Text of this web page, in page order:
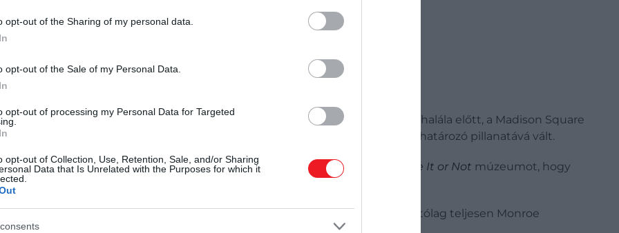
opt-out of the Sharing of my personal data.
opt-out of the Sale of my Personal Data.
opt-out of processing my Personal Data for Targeted
opt-out of Collection, Use, Retention, Sale, and/or Sharing
Data that Is Unrelated with the Purposes for which it
Marilyn Monroe, amikor 1962. május 19-én, mindössze három hónappal a halála előtt, a Madison Square
Birthday Mr. President című dalt. Ami később a popkultúra egyik meghatározó pillanatává vált.
utazott barátjával,Pete Davidsonnal, hogy meglátogassa a Ripley's Believe It or Not múzeumot, hogy
róla, valóban belefér-e.
passzolt rá a költemény, elég szűkös lehetett neki, mivel a ruhát állítólag teljesen Monroe